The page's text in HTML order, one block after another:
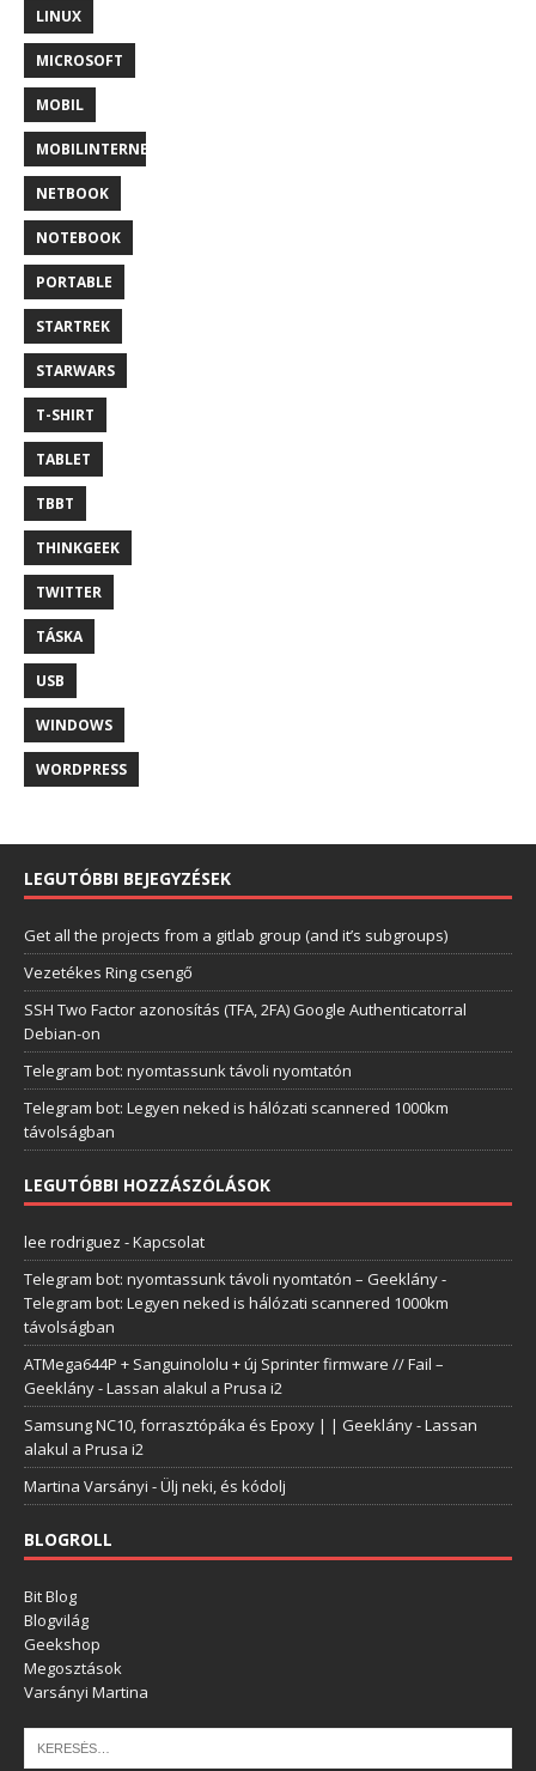
LINUX
MICROSOFT
MOBIL
MOBILINTERNET
NETBOOK
NOTEBOOK
PORTABLE
STARTREK
STARWARS
T-SHIRT
TABLET
TBBT
THINKGEEK
TWITTER
TÁSKA
USB
WINDOWS
WORDPRESS
LEGUTÓBBI BEJEGYZÉSEK
Get all the projects from a gitlab group (and it’s subgroups)
Vezetékes Ring csengő
SSH Two Factor azonosítás (TFA, 2FA) Google Authenticatorral
Debian-on
Telegram bot: nyomtassunk távoli nyomtatón
Telegram bot: Legyen neked is hálózati scannered 1000km
távolságban
LEGUTÓBBI HOZZÁSZÓLÁSOK
lee rodriguez -Kapcsolat
Telegram bot: nyomtassunk távoli nyomtatón – Geeklány-
Telegram bot: Legyen neked is hálózati scannered 1000km
távolságban
ATMega644P + Sanguinololu + új Sprinter firmware // Fail –
Geeklány-Lassan alakul a Prusa i2
Samsung NC10, forrasztópáka és Epoxy | | Geeklány-Lassan
alakul a Prusa i2
Martina Varsányi -Ülj neki, és kódolj
BLOGROLL
Bit Blog
Blogvilág
Geekshop
Megosztások
Varsányi Martina